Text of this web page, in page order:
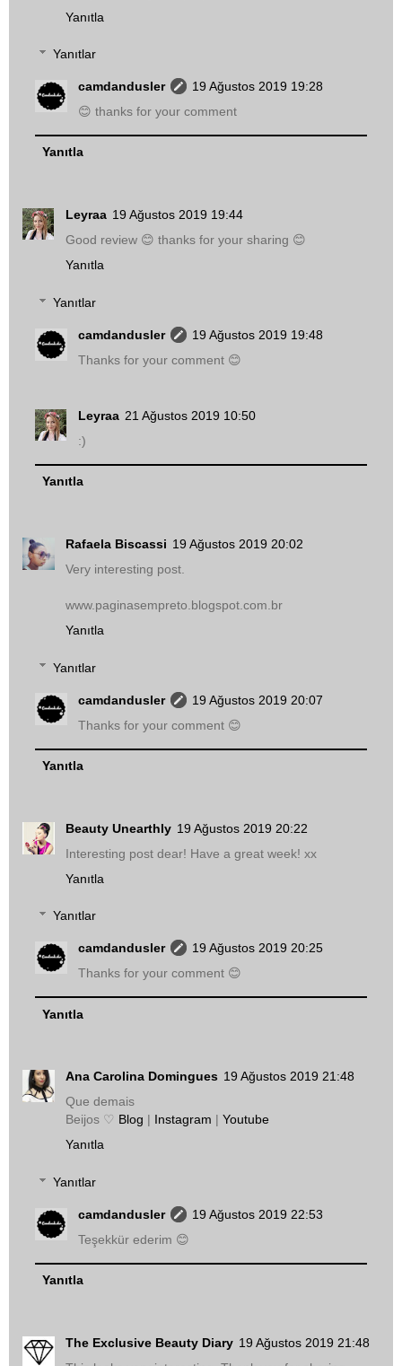
Yanıtla
Yanıtlar
camdandusler
19 Ağustos 2019 19:28
😊 thanks for your comment
Yanıtla
Leyraa 19 Ağustos 2019 19:44
Good review 😊 thanks for your sharing 😊
Yanıtla
Yanıtlar
camdandusler
19 Ağustos 2019 19:48
Thanks for your comment 😊
Leyraa 21 Ağustos 2019 10:50
:)
Yanıtla
Rafaela Biscassi 19 Ağustos 2019 20:02
Very interesting post.
www.paginasempreto.blogspot.com.br
Yanıtla
Yanıtlar
camdandusler
19 Ağustos 2019 20:07
Thanks for your comment 😊
Yanıtla
Beauty Unearthly 19 Ağustos 2019 20:22
Interesting post dear! Have a great week! xx
Yanıtla
Yanıtlar
camdandusler
19 Ağustos 2019 20:25
Thanks for your comment 😊
Yanıtla
Ana Carolina Domingues 19 Ağustos 2019 21:48
Que demais
Beijos ♡ Blog | Instagram | Youtube
Yanıtla
Yanıtlar
camdandusler
19 Ağustos 2019 22:53
Teşekkür ederim 😊
Yanıtla
The Exclusive Beauty Diary 19 Ağustos 2019 21:48